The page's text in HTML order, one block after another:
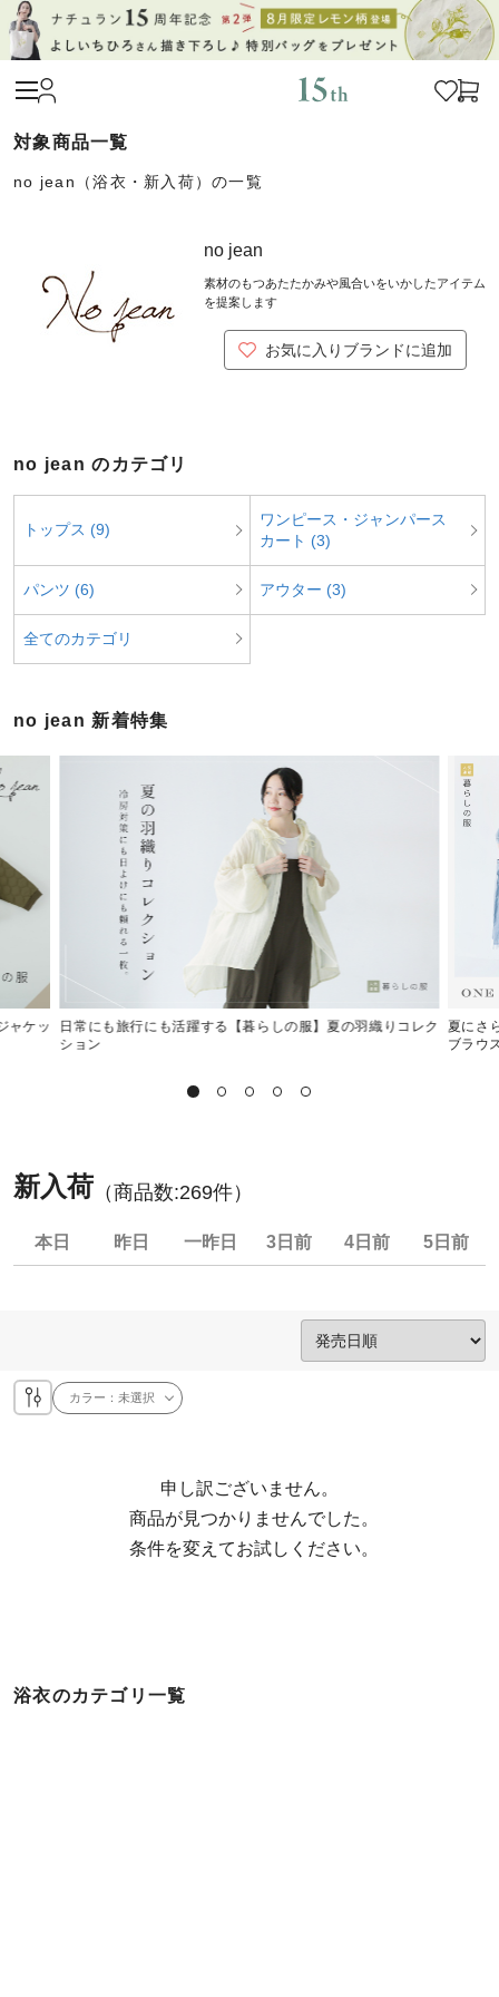
no jean（浴衣・新入荷）の一覧
no jean
素材のもつあたたかみや風合いをいかしたアイテム
を提案します
お気に入りブランドに追加
no jean のカテゴリ
トップス (9)
ワンピース・ジャンパース
カート (3)
パンツ (6) アウター (3)
全てのカテゴリ
no jean 新着特集
ャケッ
日常にも旅行にも活躍する【暮らしの服】夏の羽織りコレク
ション
夏にさ
ブラウ
新入荷 （商品数:269件）
本日 昨日 一昨日 3日前 4日前 5日前
カラー：未選択
申し訳ございません。
  条件を変えてお試しください。
浴衣のカテゴリ一覧